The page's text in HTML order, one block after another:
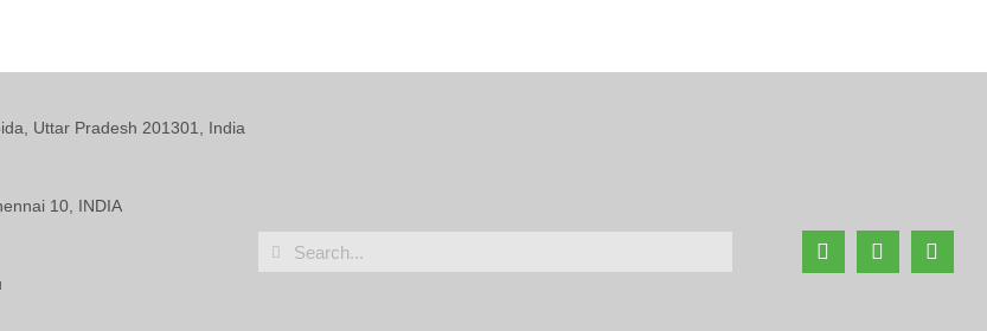
Uttar Pradesh 201301, India
10, INDIA